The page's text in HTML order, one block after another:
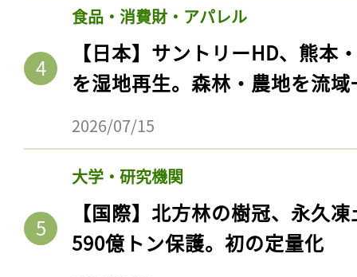
食品・消費財・アパレル
【日本】サントリーHD、熊本
を湿地再生。森林・農地を流
2026/07/15
大学・研究機関
【国際】北方林の樹冠、永久
590億トン保護。初の定量化